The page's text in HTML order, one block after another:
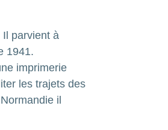
parvient à
1941.
imprimerie
les trajets des
il